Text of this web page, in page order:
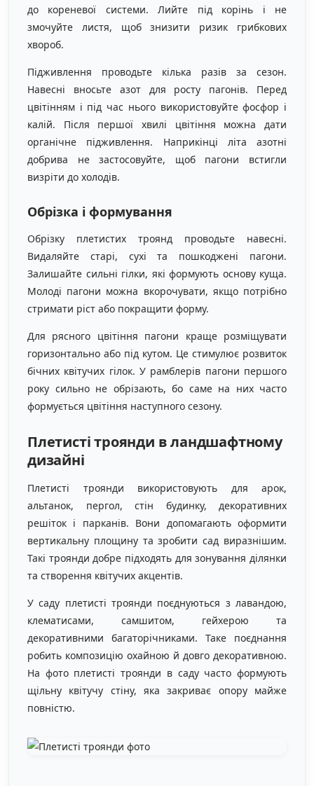
до кореневої системи. Лийте під корінь і не
змочуйте листя, щоб знизити ризик грибкових
хвороб.
Підживлення проводьте кілька разів за сезон.
Навесні вносьте азот для росту пагонів. Перед
цвітінням і під час нього використовуйте фосфор і
калій. Після першої хвилі цвітіння можна дати
органічне підживлення. Наприкінці літа азотні
добрива не застосовуйте, щоб пагони встигли
визріти до холодів.
Обрізка і формування
Обрізку плетистих троянд проводьте навесні.
Видаляйте старі, сухі та пошкоджені пагони.
Залишайте сильні гілки, які формують основу куща.
Молоді пагони можна вкорочувати, якщо потрібно
стримати ріст або покращити форму.
Для рясного цвітіння пагони краще розміщувати
горизонтально або під кутом. Це стимулює розвиток
бічних квітучих гілок. У рамблерів пагони першого
року сильно не обрізають, бо саме на них часто
формується цвітіння наступного сезону.
Плетисті троянди в ландшафтному
дизайні
Плетисті троянди використовують для арок,
альтанок, пергол, стін будинку, декоративних
решіток і парканів. Вони допомагають оформити
вертикальну площину та зробити сад виразнішим.
Такі троянди добре підходять для зонування ділянки
та створення квітучих акцентів.
У саду плетисті троянди поєднуються з лавандою,
клематисами, самшитом, гейхерою та
декоративними багаторічниками. Таке поєднання
робить композицію охайною й довго декоративною.
На фото плетисті троянди в саду часто формують
щільну квітучу стіну, яка закриває опору майже
повністю.